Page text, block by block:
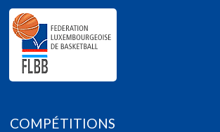
COMPÉTITIONS